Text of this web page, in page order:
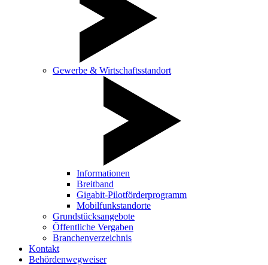
Gewerbe & Wirtschaftsstandort
Informationen
Breitband
Gigabit-Pilotförderprogramm
Mobilfunkstandorte
Grundstücksangebote
Öffentliche Vergaben
Branchenverzeichnis
Kontakt
Behördenwegweiser